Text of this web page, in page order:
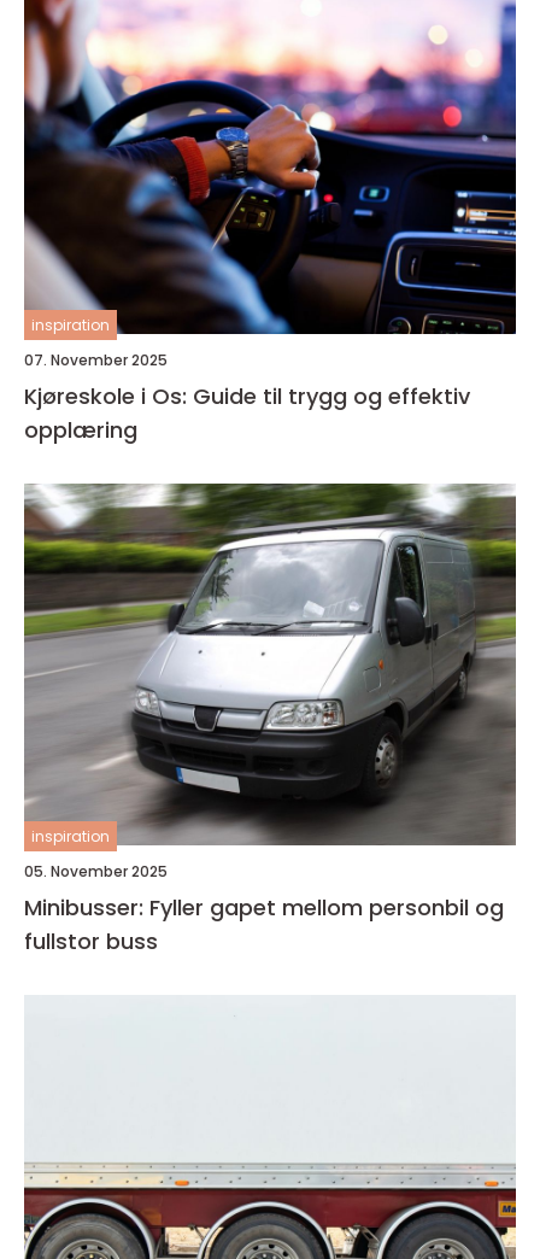
inspiration
07. November 2025
Kjøreskole i Os: Guide til trygg og effektiv
opplæring
inspiration
05. November 2025
Minibusser: Fyller gapet mellom personbil og
fullstor buss